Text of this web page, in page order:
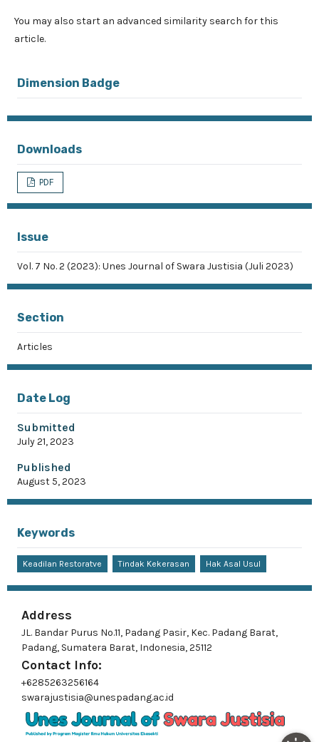
You may also start an advanced similarity search for this
article.
Dimension Badge
Downloads
PDF
Issue
Vol. 7 No. 2 (2023): Unes Journal of Swara Justisia (Juli 2023)
Section
Articles
Date Log
Submitted
July 21, 2023
Published
August 5, 2023
Keywords
Keadilan Restoratve Tindak Kekerasan Hak Asal Usul
Address
JL. Bandar Purus No.11, Padang Pasir, Kec. Padang Barat,
Padang, Sumatera Barat, Indonesia, 25112
Contact Info:
+6285263256164
swarajustisia@unespadang.ac.id